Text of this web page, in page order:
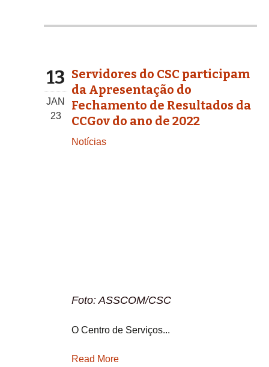
13
JAN
23
Servidores do CSC participam
da Apresentação do
Fechamento de Resultados da
CCGov do ano de 2022
Notícias
Foto: ASSCOM/CSC
O Centro de Serviços...
Read More